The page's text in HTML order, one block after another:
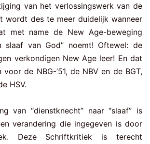
van het verlossingswerk van de
wordt des te meer duidelijk wanneer
met name de New Age-beweging
slaaf van God” noemt! Oftewel: de
verkondigen New Age leer! En dat
de NBG-’51, de NBV en de BGT,
HSV.
van “dienstknecht” naar “slaaf” is
verandering die ingegeven is door
Deze Schriftkritiek is terecht